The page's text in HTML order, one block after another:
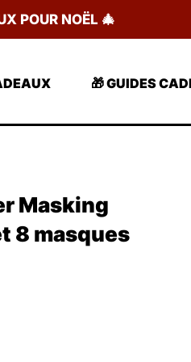
POUR NOËL 🎄
🎁 GUIDES
Masking
8 masques